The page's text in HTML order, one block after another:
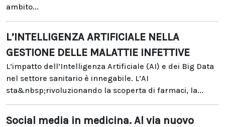
ambito...
L’INTELLIGENZA ARTIFICIALE NELLA
GESTIONE DELLE MALATTIE INFETTIVE
L’impatto dell’Intelligenza Artificiale (AI) e dei Big Data
nel settore sanitario è innegabile. L’AI
sta&nbsp;rivoluzionando la scoperta di farmaci, la...
Social media in medicina. Al via nuovo